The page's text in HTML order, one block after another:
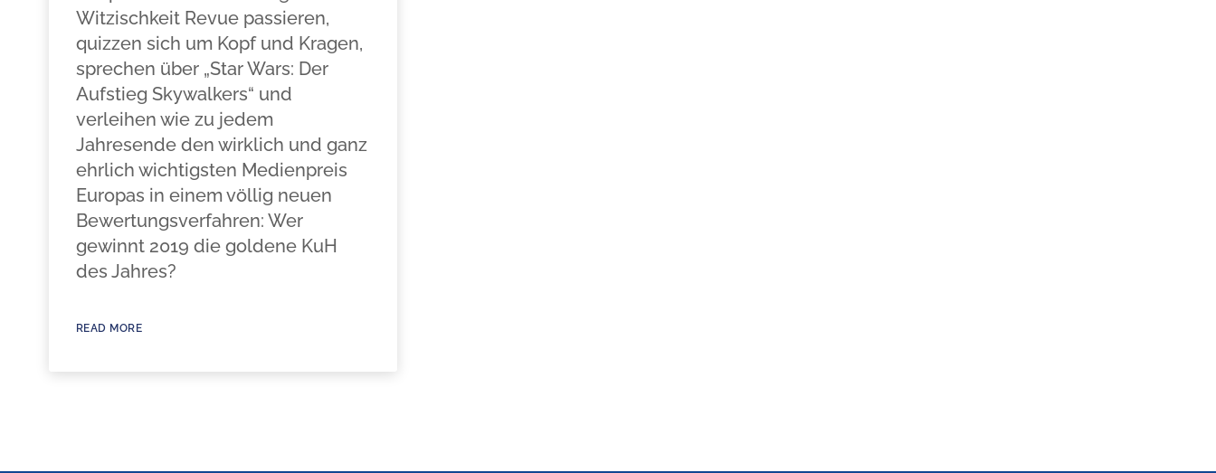
Witzischkeit Revue passieren,
quizzen sich um Kopf und Kragen,
sprechen über „Star Wars: Der
Aufstieg Skywalkers“ und
verleihen wie zu jedem
Jahresende den wirklich und ganz
ehrlich wichtigsten Medienpreis
Europas in einem völlig neuen
Bewertungsverfahren: Wer
gewinnt 2019 die goldene KuH
des Jahres?
READ MORE